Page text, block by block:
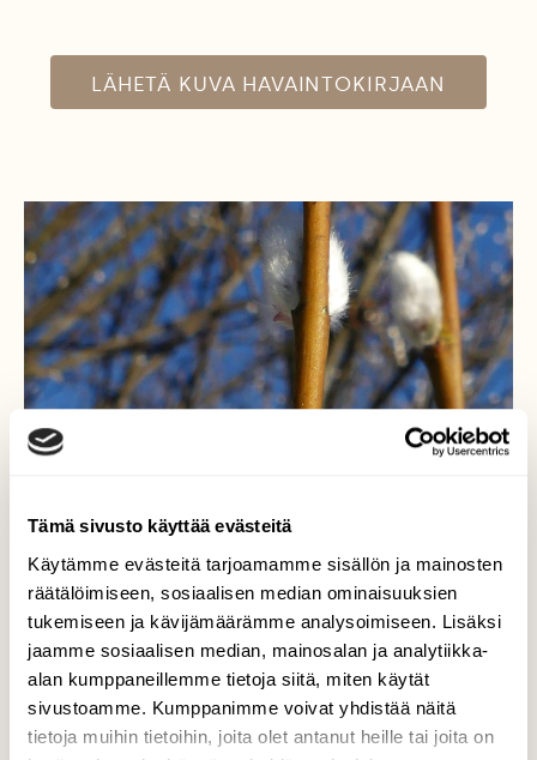
Tämä sivusto käyttää evästeitä
Käytämme evästeitä tarjoamamme sisällön ja mainosten
räätälöimiseen, sosiaalisen median ominaisuuksien
tukemiseen ja kävijämäärämme analysoimiseen. Lisäksi
jaamme sosiaalisen median, mainosalan ja analytiikka-
alan kumppaneillemme tietoja siitä, miten käytät
sivustoamme. Kumppanimme voivat yhdistää näitä
tietoja muihin tietoihin, joita olet antanut heille tai joita on
LÄHETÄ KUVA HAVAINTOKIRJAAN